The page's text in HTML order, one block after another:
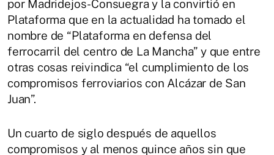
por Madridejos-Consuegra y la convirtió en
Plataforma que en la actualidad ha tomado el
nombre de “Plataforma en defensa del
ferrocarril del centro de La Mancha” y que entre
otras cosas reivindica “el cumplimiento de los
compromisos ferroviarios con Alcázar de San
Juan”.
Un cuarto de siglo después de aquellos
compromisos y al menos quince años sin que